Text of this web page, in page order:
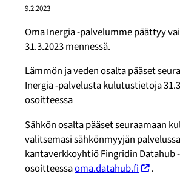
9.2.2023
Oma Inergia -palvelumme päättyy
31.3.2023 mennessä.
Lämmön ja veden osalta pääset
Inergia -palvelusta kulutustietoja
osoitteessa
Sähkön osalta pääset seuraamaan
valitsemasi sähkönmyyjän
kantaverkkoyhtiö Fingridin Datahub
osoitteessaoma.datahub.fi
.